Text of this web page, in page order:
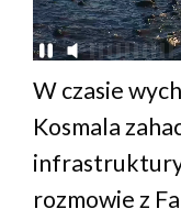
W czasie
Kosmala
rozmowie z